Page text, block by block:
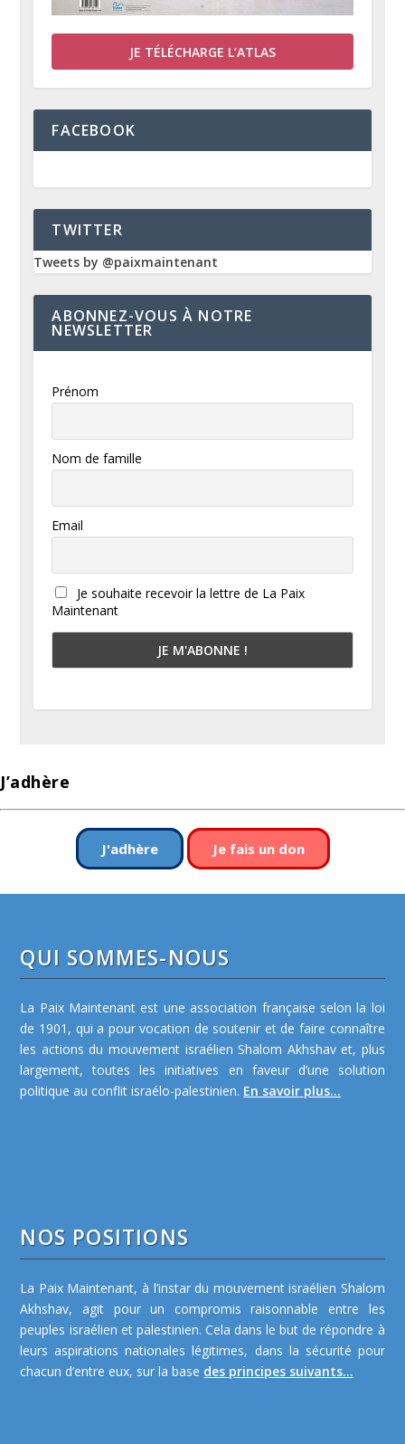
JE TÉLÉCHARGE L’ATLAS
FACEBOOK
TWITTER
Tweets by @paixmaintenant
ABONNEZ-VOUS À NOTRE
NEWSLETTER
Prénom
Nom de famille
Email
Je souhaite recevoir la lettre de La Paix
Maintenant
J’adhère
J'adhère Je fais un don
QUI SOMMES-NOUS
La Paix Maintenant est une association française selon la loi
de 1901, qui a pour vocation de soutenir et de faire connaître
les actions du mouvement israélien Shalom Akhshav et, plus
largement, toutes les initiatives en faveur d’une solution
politique au conflit israélo-palestinien. En savoir plus...
NOS POSITIONS
La Paix Maintenant, à l’instar du mouvement israélien Shalom
Akhshav, agit pour un compromis raisonnable entre les
peuples israélien et palestinien. Cela dans le but de répondre à
leurs aspirations nationales légitimes, dans la sécurité pour
chacun d’entre eux, sur la base des principes suivants...